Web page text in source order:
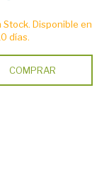
Stock. Disponible en
días.
COMPRAR